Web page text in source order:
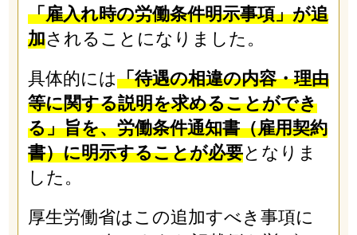
「雇入れ時の労働条件明示事項」が追
加されることになりました。
具体的には「待遇の相違の内容・理由
等に関する説明を求めることができ
る」旨を、労働条件通知書（雇用契約
書）に明示することが必要となりま
した。
厚生労働省はこの追加すべき事項に